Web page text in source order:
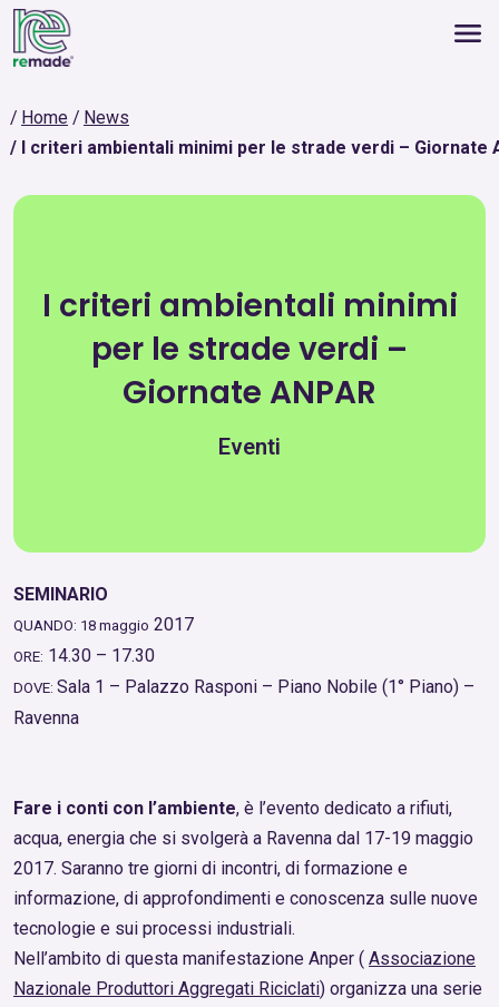
Home
News
I criteri ambientali minimi per le strade verdi – Giornate
I criteri ambientali minimi
per le strade verdi –
Giornate ANPAR
Eventi
SEMINARIO
QUANDO: 18 maggio 2017
ORE: 14.30 – 17.30
DOVE: Sala 1 – Palazzo Rasponi – Piano Nobile (1° Piano) –
Ravenna
Fare i conti con l’ambiente, è l’evento dedicato a rifiuti,
acqua, energia che si svolgerà a Ravenna dal 17-19 maggio
2017. Saranno tre giorni di incontri, di formazione e
informazione, di approfondimenti e conoscenza sulle nuove
tecnologie e sui processi industriali.
Nell’ambito di questa manifestazione Anper ( Associazione
Nazionale Produttori Aggregati Riciclati) organizza una serie